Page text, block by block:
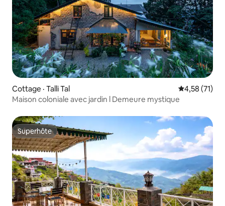
Cottage · Talli Tal Note
4,58 (71)
Maison coloniale avec jardin l Demeure mystique
Superhôte
Superhôte